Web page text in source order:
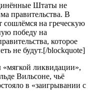
Штаты не
правительства. В
сошлёмся на греческую
победу на
которое
не будут.[/blockquote]
ликвидации»,
Вильсоне, чьё
в «заигрывании с